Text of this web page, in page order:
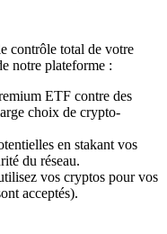
contrôle total de votre
notre plateforme :
ETF contre des
choix de crypto-
en stakant vos
du réseau.
vos cryptos pour vos
acceptés).